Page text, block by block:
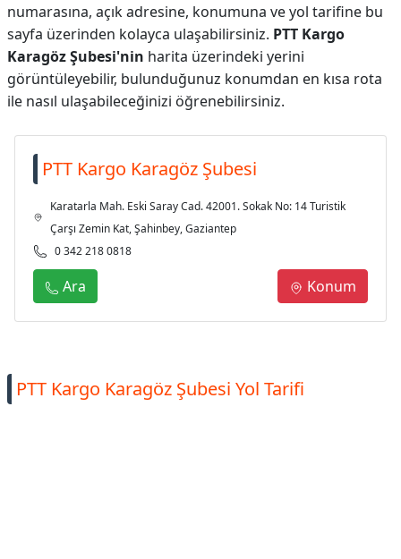
numarasına, açık adresine, konumuna ve yol tarifine bu
sayfa üzerinden kolayca ulaşabilirsiniz. PTT Kargo
Karagöz Şubesi'nin harita üzerindeki yerini
görüntüleyebilir, bulunduğunuz konumdan en kısa rota
ile nasıl ulaşabileceğinizi öğrenebilirsiniz.
PTT Kargo Karagöz Şubesi
Karatarla Mah. Eski Saray Cad. 42001. Sokak No: 14 Turistik
Çarşı Zemin Kat, Şahinbey, Gaziantep
0 342 218 0818
Ara Konum
PTT Kargo Karagöz Şubesi Yol Tarifi